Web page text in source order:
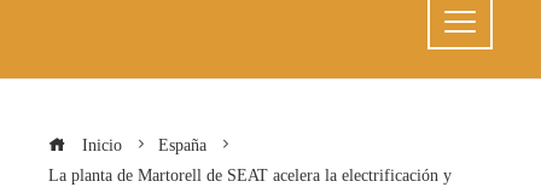
Inicio
España
La planta de Martorell de SEAT acelera la electrificación y